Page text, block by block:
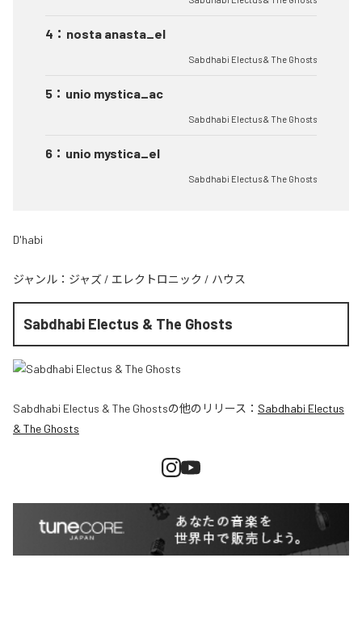
4 ： nosta anasta_el
Sabdhabi Electus & The Ghosts
5 ： unio mystica_ac
Sabdhabi Electus & The Ghosts
6 ： unio mystica_el
Sabdhabi Electus & The Ghosts
D'habi
ジャンル： ジャズ / エレクトロニック / ハウス
Sabdhabi Electus & The Ghosts
Sabdhabi Electus & The Ghostsの他のリリース： Sabdhabi Electus
& The Ghosts